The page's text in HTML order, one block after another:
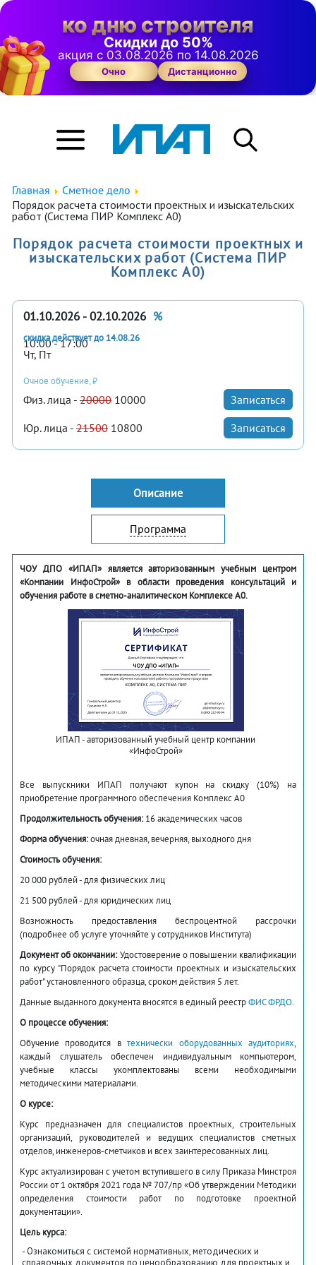
ко дню строителя
Скидки до 50%
акция с 03.08.2026 по 14.08.2026
Очно Дистанционно
Главная
Сметное дело
Порядок расчета стоимости проектных и изыскательских
работ (Система ПИР Комплекс А0)
Порядок расчета стоимости проектных и
изыскательских работ (Система ПИР
Комплекс А0)
01.10.2026 - 02.10.2026 %
скидка действует до 14.08.26
10:00 - 17:00
Чт, Пт
Очное обучение, ₽
Физ. лица - 20000 10000
Записаться
Юр. лица - 21500 10800 Записаться
Описание
Программа
ЧОУ ДПО «ИПАП» является авторизованным учебным центром
«Компании ИнфоСтрой» в области проведения консультаций и
обучения работе в сметно-аналитическом Комплексе А0.
ИПАП - авторизованный учебный центр компании
«ИнфоСтрой»
Все выпускники ИПАП получают купон на скидку (10%) на
приобретение программного обеспечения Комплекс А0
Продолжительность обучения:16 академических часов
Форма обучения:очная дневная, вечерняя, выходного дня
Стоимость обучения:
20 000 рублей - для физических лиц
21 500 рублей - для юридических лиц
Возможность предоставления беспроцентной рассрочки
(подробнее об услуге уточняйте у сотрудников Института)
Документ об окончании:Удостоверение о повышении квалификации
по курсу "Порядок расчета стоимости проектных и изыскательских
работ" установленного образца, сроком действия 5 лет.
Данные выданного документа вносятся в единый реестрФИС ФРДО.
О процессе обучения:
Обучение проводится втехнически оборудованных аудиториях,
каждый слушатель обеспечен индивидуальным компьютером,
учебные классы укомплектованы всеми необходимыми
методическими материалами.
О курсе:
Курс предназначен для специалистов проектных, строительных
организаций, руководителей и ведущих специалистов сметных
отделов, инженеров-сметчиков и всех заинтересованных лиц.
Курс актуализирован с учетом вступившего в силу Приказа Минстроя
России от 1 октября 2021 года № 707/пр «Об утверждении Методики
определения стоимости работ по подготовке проектной
документации».
Цель курса:
- Ознакомиться с системой нормативных, методических и
справочных документов по ценообразованию для проектных и